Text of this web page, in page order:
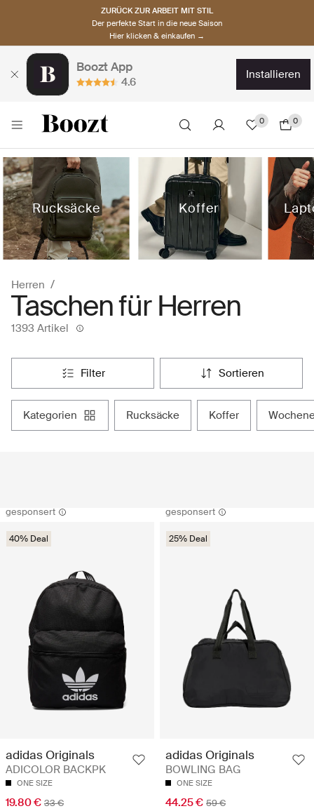
ZURÜCK ZUR ARBEIT MIT STIL
Der perfekte Start in die neue Saison
Hier klicken & einkaufen →
Boozt App
4.6
installieren
0 0
Rucksäcke Koffer
Herren
Taschen für Herren
1393 Artikel
filter sortieren
kategorien rucksäcke koffer
gesponsert
40% Deal
adidas Originals
ADICOLOR BACKPK
ONE SIZE
19.80 € 33 €
gesponsert
25% Deal
adidas Originals
BOWLING BAG
ONE SIZE
44.25 € 59 €